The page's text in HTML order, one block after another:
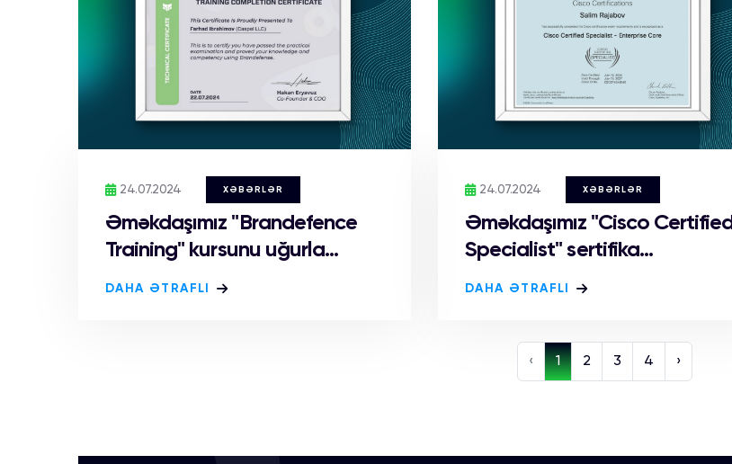
24.07.2024 XƏBƏRLƏR
Əməkdaşımız "Brandefence
Training" kursunu uğurla...
DAHA ƏTRAFLI
24.07.2024 XƏBƏRLƏR
Əməkdaşımız "Cisco Certified
Specialist" sertifika...
DAHA ƏTRAFLI
‹ 1 2 3 4 ›